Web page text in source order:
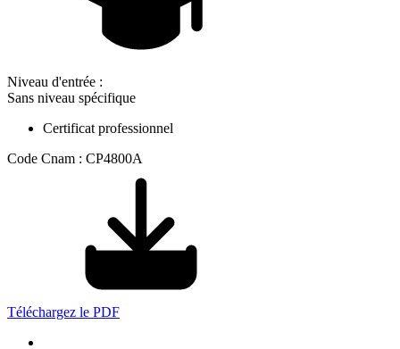
Niveau d'entrée :
Sans niveau spécifique
Certificat professionnel
Code Cnam : CP4800A
Téléchargez le PDF